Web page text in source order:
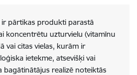
ir pārtikas produkti parastā
koncentrētu uzturvielu (vitamīnu
vai citas vielas, kurām ir
ietekme, atsevišķi vai
bagātinātājus realizē noteiktās